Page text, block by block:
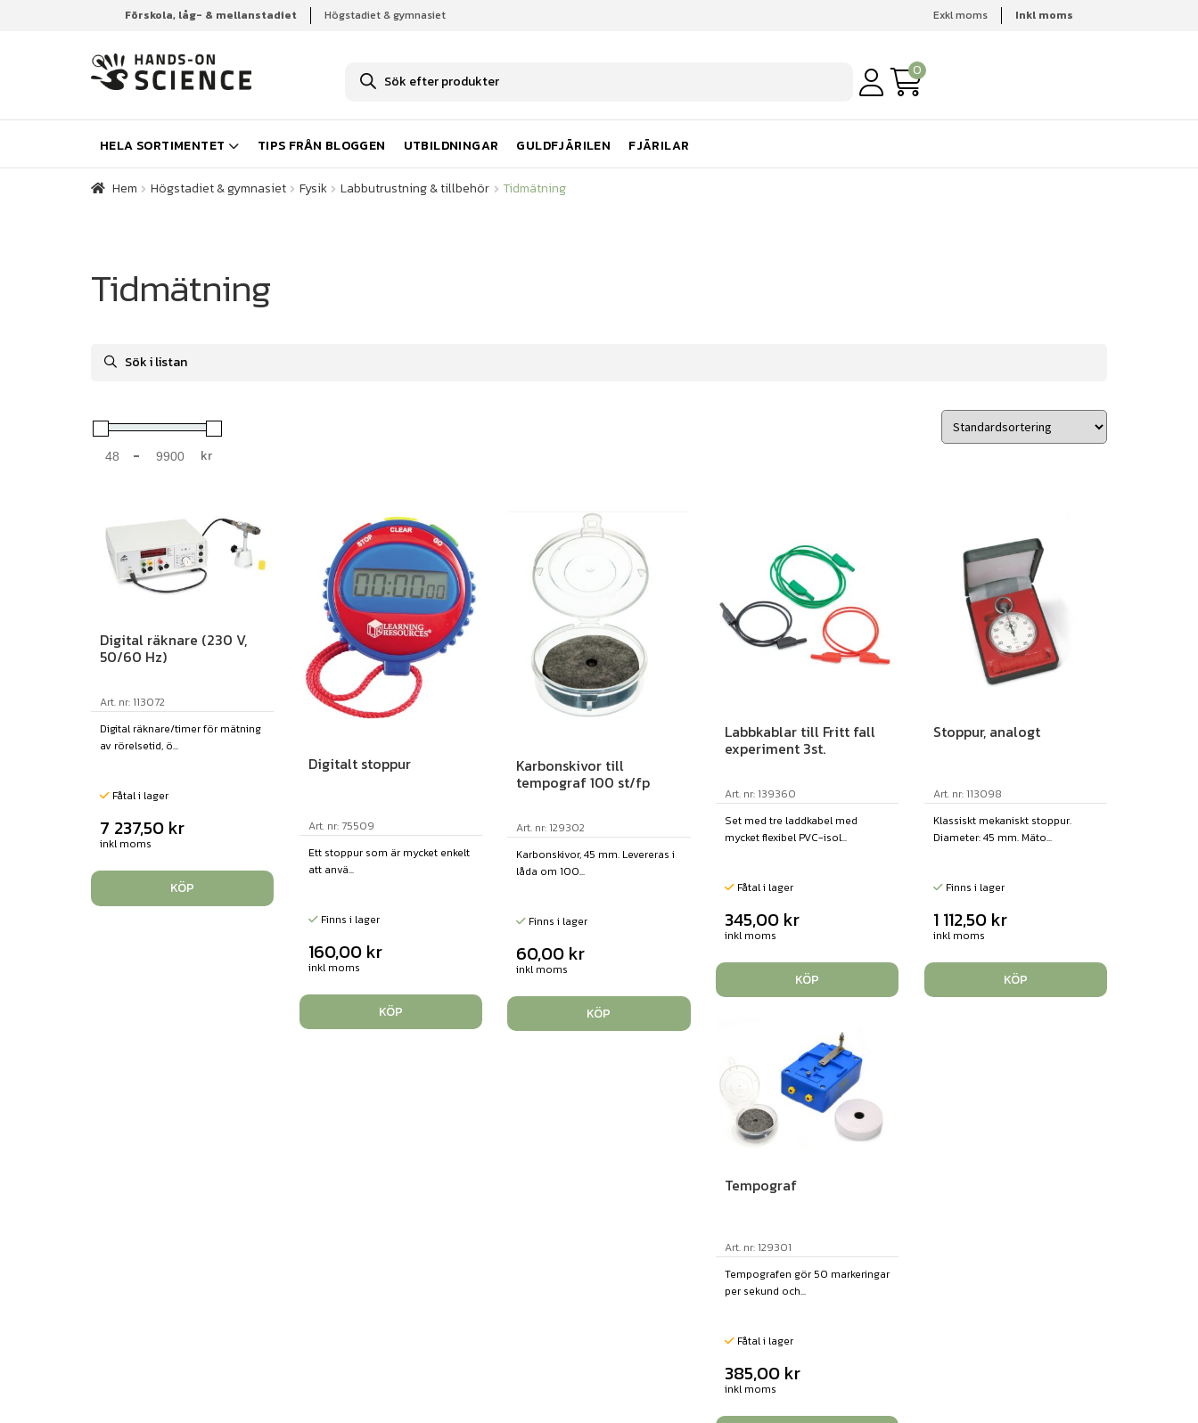
Förskola, låg- & mellanstadiet Högstadiet & gymnasiet Exkl moms Inkl moms
u
k
t
s
ö
k
0
HELA SORTIMENTET TIPS FRÅN BLOGGEN UTBILDNINGAR GULDFJÄRILEN FJÄRILAR
Hem Högstadiet & gymnasiet Fysik Labbutrustning & tillbehör
Hem Högstadiet & gymnasiet Fysik Labbutrustning & tillbehör Tidmätning
Tidmätning
Minimum Price
- Maximum Price
kr
Digital räknare (230 V,
50/60 Hz)
Art. nr: 113072
Digital räknare/timer för mätning
av rörelsetid, ö...
Fåtal i lager
7 237,50 kr
inkl moms
KÖP
Digitalt stoppur
Art. nr: 75509
Ett stoppur som är mycket enkelt
att anvä...
Finns i lager
160,00 kr
inkl moms
KÖP
Karbonskivor till
tempograf 100 st/fp
Art. nr: 129302
Karbonskivor, 45 mm. Levereras i
låda om 100...
Finns i lager
60,00 kr
inkl moms
KÖP
Labbkablar till Fritt fall
experiment 3st.
Art. nr: 139360
Set med tre laddkabel med
mycket flexibel PVC-isol...
Fåtal i lager
345,00 kr
inkl moms
KÖP
Stoppur, analogt
Art. nr: 113098
Klassiskt mekaniskt stoppur.
Diameter: 45 mm. Mäto...
Finns i lager
1 112,50 kr
inkl moms
KÖP
Tempograf
Art. nr: 129301
Tempografen gör 50 markeringar
per sekund och...
Fåtal i lager
385,00 kr
inkl moms